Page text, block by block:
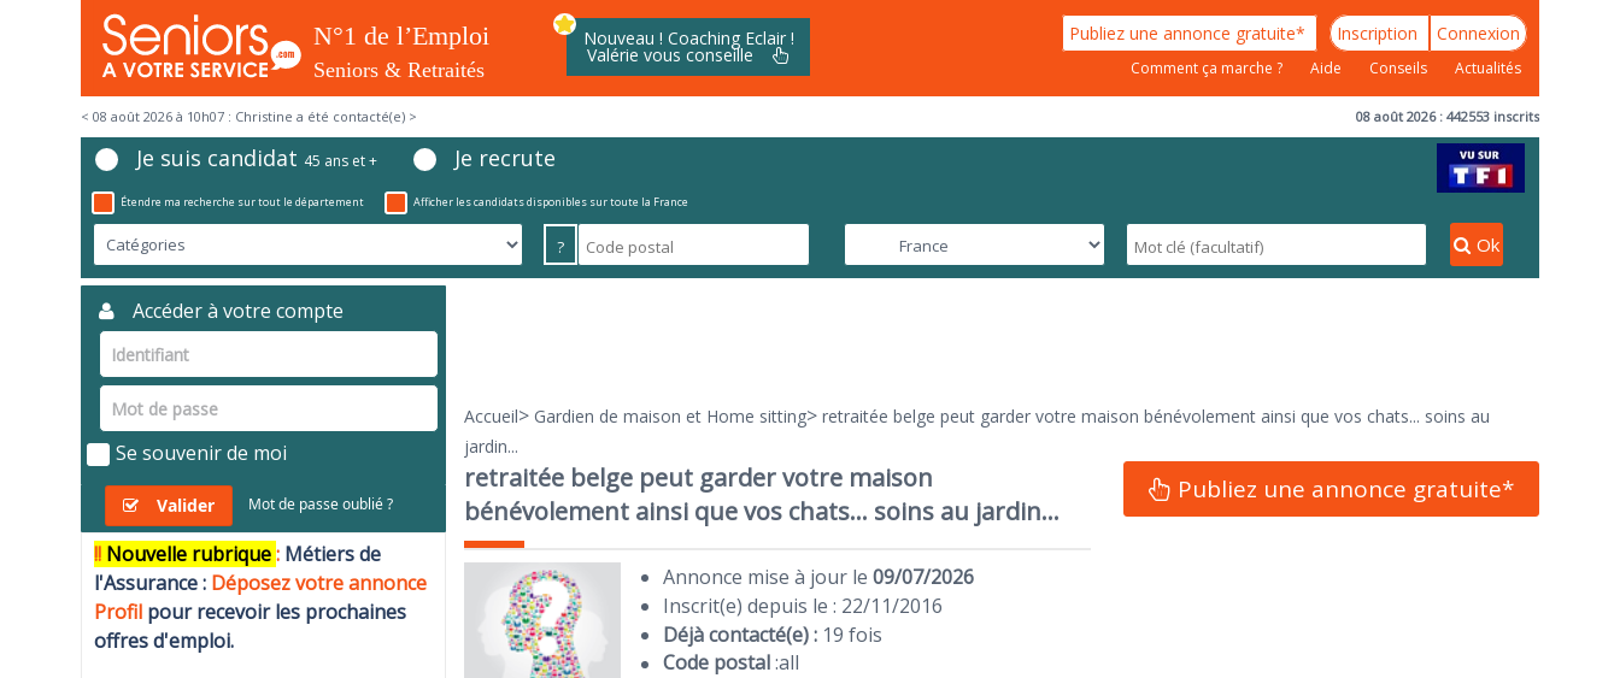
Nouveau ! Coaching Eclair !
Valérie vous conseille
Publiez une annonce gratuite* Inscription Connexion
Comment ça marche ? Aide Conseils Actualités
< 08 août 2026 à 10h07 : Christine a été contacté(e) > 08 août 2026 : 442553 inscrits
Je suis candidat 45 ans et + Je recrute
Étendre ma recherche sur tout le département Afficher les candidats disponibles sur toute la France
? Ok
Accueil> Gardien de maison et Home sitting> retraitée belge peut garder votre maison bénévolement ainsi que vos chats... soins au
jardin...
retraitée belge peut garder votre maison
bénévolement ainsi que vos chats... soins au jardin...
Publiez une annonce gratuite*
Annonce mise à jour le 09/07/2026
Inscrit(e) depuis le : 22/11/2016
Déjà contacté(e) : 19 fois
Code postal:all
Accéder à votre compte
Se souvenir de moi
Valider Mot de passe oublié ?
!! Nouvelle rubrique: Métiers de
l'Assurance : Déposez votre annonce
Profil pour recevoir les prochaines
offres d'emploi.